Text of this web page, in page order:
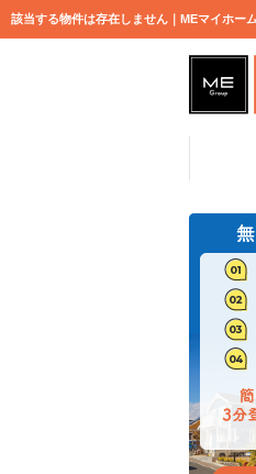
該当する物件は存在しません｜MEマイホー